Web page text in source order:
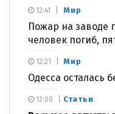
Мир
Пожар на заводе
человек погиб,
12:41
Мир
Одесса осталась
12:21
Статьи
12:00